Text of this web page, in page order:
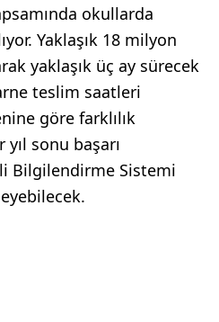
okullarda
Yaklaşık 18 milyon
yaklaşık üç ay sürecek
teslim saatleri
göre farklılık
sonu başarı
Bilgilendirme Sistemi